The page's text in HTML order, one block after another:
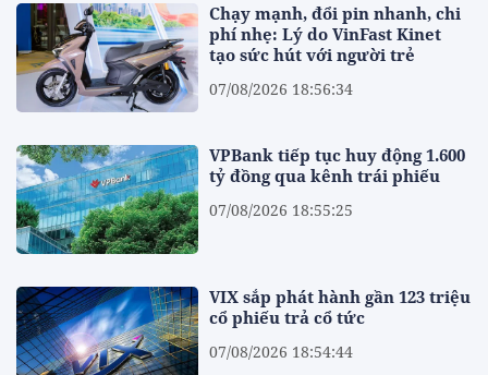
Chạy mạnh, đổi pin nhanh, chi
phí nhẹ: Lý do VinFast Kinet
tạo sức hút với người trẻ
07/08/2026 18:56:34
VPBank tiếp tục huy động 1.600
tỷ đồng qua kênh trái phiếu
07/08/2026 18:55:25
VIX sắp phát hành gần 123 triệu
cổ phiếu trả cổ tức
07/08/2026 18:54:44